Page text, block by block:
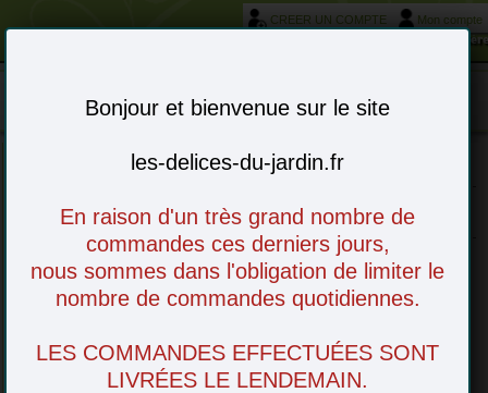
Bonjour et bienvenue sur le site
les-delices-du-jardin.fr
En raison d'un très grand nombre de
commandes ces derniers jours,
nous sommes dans l'obligation de limiter le
nombre de commandes quotidiennes.
LES COMMANDES EFFECTUÉES SONT
LIVRÉES LE LENDEMAIN.
CREER UN COMPTE
Mon compte
Votre service livraison et réservation autour de
retirer en magasin ou livré chez vous
Notre producteur
Raynaud de Pernes (France)